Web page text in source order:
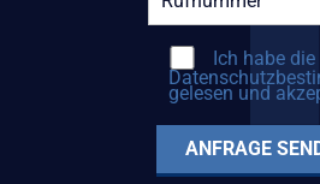
Ich habe die
gelesen und